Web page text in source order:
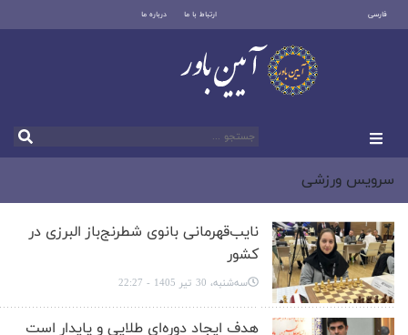
فارسی ارتباط با ما درباره ما
سرویس ورزشی
نایب‌قهرمانی بانوی شطرنج‌باز البرزی در
کشور
سه‌شنبه، 30 تیر 1405 - 22:27
هدف ایجاد دوره‌ای طلایی و پایدار است